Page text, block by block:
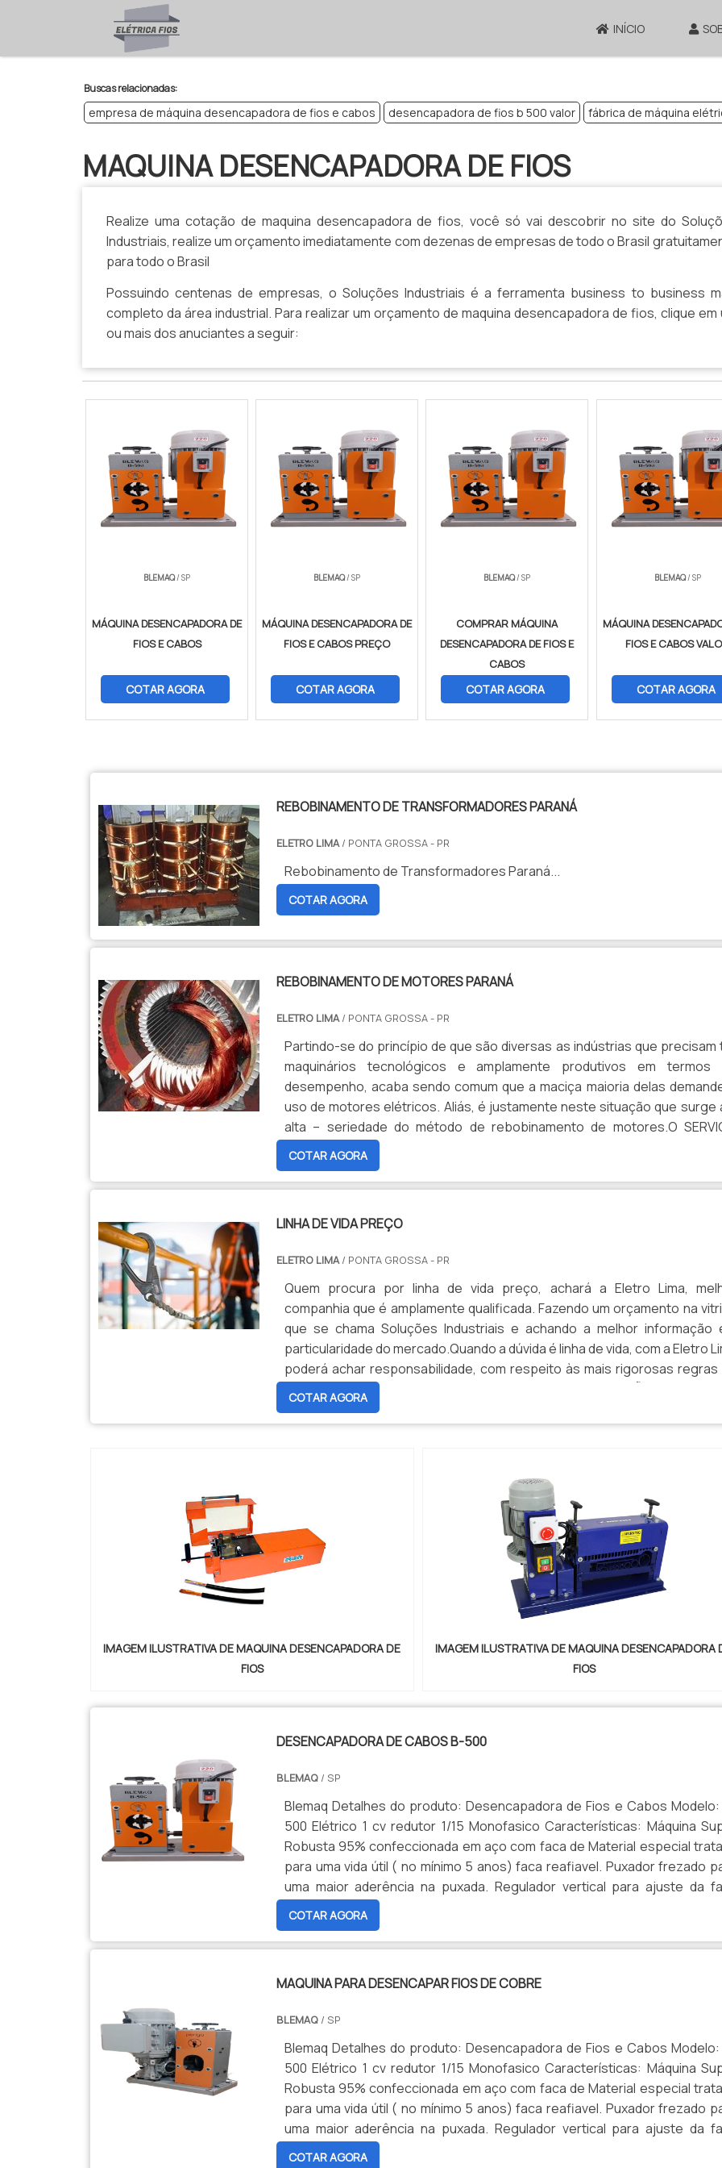
INÍCIO
Buscas relacionadas:
empresa de máquina desencapadora de fios e cabos desencapadora de fios b 500 valor fábrica de máquina
MAQUINA DESENCAPADORA DE FIOS
Realize uma cotação de maquina desencapadora de fios, você só vai descobrir no site do
Industriais, realize um orçamento imediatamente com dezenas de empresas de todo o Brasil
para todo o Brasil
Possuindo centenas de empresas, o Soluções Industriais é a ferramenta business to business
completo da área industrial. Para realizar um orçamento de maquina desencapadora de fios, clique em
ou mais dos anuciantes a seguir:
BLEMAQ/ SP
MÁQUINA DESENCAPADORA DE
FIOS E CABOS
COTAR AGORA
BLEMAQ/ SP
MÁQUINA DESENCAPADORA DE
FIOS E CABOS PREÇO
COTAR AGORA
BLEMAQ/ SP
COMPRAR MÁQUINA
DESENCAPADORA DE FIOS E
CABOS
COTAR AGORA
BLEMAQ/ SP
MÁQUINA
FIOS E CABOS
COTAR AGORA
REBOBINAMENTO DE TRANSFORMADORES PARANÁ
ELETRO LIMA/ PONTA GROSSA - PR
Rebobinamento de Transformadores Paraná...
COTAR AGORA
REBOBINAMENTO DE MOTORES PARANÁ
ELETRO LIMA/ PONTA GROSSA - PR
Partindo-se do princípio de que são diversas as indústrias que precisam
maquinários tecnológicos e amplamente produtivos em termos
desempenho, acaba sendo comum que a maciça maioria delas
uso de motores elétricos. Aliás, é justamente neste situação que surge
alta – seriedade do método de rebobinamento de motores.O
DEVOLVER FUNCIONALIDADE AOS MOTORESNo que consiste
procedimento de rebobinamento de motores P...
COTAR AGORA
LINHA DE VIDA PREÇO
ELETRO LIMA/ PONTA GROSSA - PR
Quem procura por linha de vida preço, achará a Eletro Lima,
companhia que é amplamente qualificada. Fazendo um orçamento na
que se chama Soluções Industriais e achando a melhor informação
particularidade do mercado.Quando a dúvida é linha de vida, com a Eletro
poderá achar responsabilidade, com respeito às mais rigorosas regras
segurança com intenção de trabalhos em altura.INFORMAÇÕES
SOBRE LINHA DE ...
COTAR AGORA
IMAGEM ILUSTRATIVA DE MAQUINA DESENCAPADORA DE
FIOS
IMAGEM ILUSTRATIVA DE MAQUINA DESENCAPADORA
FIOS
DESENCAPADORA DE CABOS B-500
BLEMAQ/ SP
Blemaq Detalhes do produto: Desencapadora de Fios e Cabos
500 Elétrico 1 cv redutor 1/15 Monofasico Características: Máquina
Robusta 95% confeccionada em aço com faca de Material especial
para uma vida útil ( no mínimo 5 anos) faca reafiavel. Puxador frezado
uma maior aderência na puxada. Regulador vertical para ajuste da
atendendo diversos tamanho de bitola. Máquina Elétrica
Mascara frontal com regulagem vertical para ajuste da entrada dos
(fios ou Cabos). Capacidade de trabalho desde fios com bitola de 0.75
reposição caso precise fazer alguma manutenção. Operação não
de sucatas de diferentes tamanhos. É um equipamento lucrativo para
negocio de reciclagem .uma alternativa de baixo custo.
Acompanha: 1 chave allen 4mm , ,manual de instruções. Peso : 25
Medição: 40mm x 45 mm x 22 mm Máquina com 1 ano de Garantia da
OBS: A Garantia só não cobre a vida útil da faca. Enviamos para todo o
COTAR AGORA
MAQUINA PARA DESENCAPAR FIOS DE COBRE
BLEMAQ/ SP
Blemaq Detalhes do produto: Desencapadora de Fios e Cabos
500 Elétrico 1 cv redutor 1/15 Monofasico Características: Máquina
Robusta 95% confeccionada em aço com faca de Material especial
para uma vida útil ( no mínimo 5 anos) faca reafiavel. Puxador frezado
uma maior aderência na puxada. Regulador vertical para ajuste da
atendendo diversos tamanho de bitola. Máquina Elétrica
COTAR AGORA